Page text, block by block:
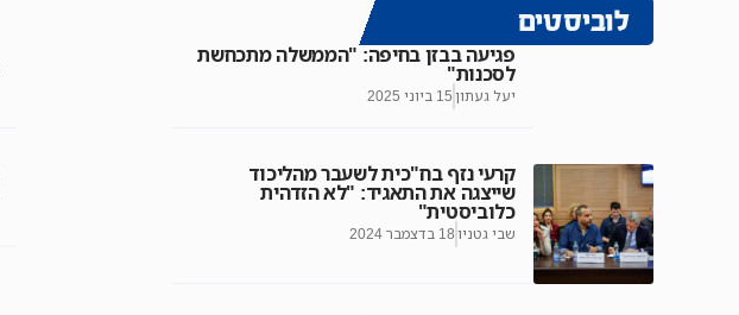
לוביסטים
פגיעה בבזן בחיפה: "הממשלה מתכחשת
לסכנות"
יעל געתון 15 ביוני 2025
קרעי נזף בח"כית לשעבר מהליכוד
שייצגה את התאגיד: "לא הזדהית
כלוביסטית"
שבי גטניו 18 בדצמבר 2024